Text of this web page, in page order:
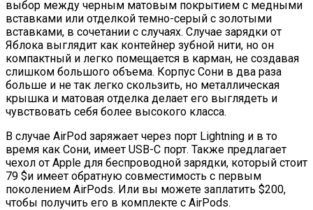
выбор между черным матовым покрытием с медными
вставками или отделкой темно-серый с золотыми
вставками, в сочетании с случаях. Случае зарядки от
Яблока выглядит как контейнер зубной нити, но он
компактный и легко помещается в карман, не создавая
слишком большого объема. Корпус Сони в два раза
больше и не так легко скользить, но металлическая
крышка и матовая отделка делает его выглядеть и
чувствовать себя более высокого класса.
В случае AirPod заряжает через порт Lightning и в то
время как Сони, имеет USB-С порт. Также предлагает
чехол от Apple для беспроводной зарядки, который стоит
79 $и имеет обратную совместимость с первым
поколением AirPods. Или вы можете заплатить $200,
чтобы получить его в комплекте с AirPods.